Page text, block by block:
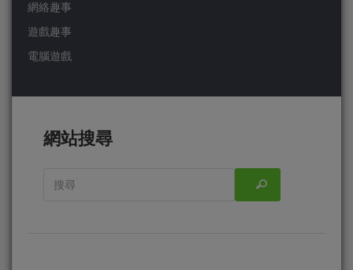
網絡趣事
遊戲趣事
電腦遊戲
網站搜尋